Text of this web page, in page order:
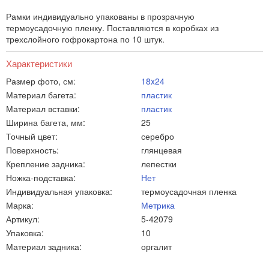
Рамки индивидуально упакованы в прозрачную
термоусадочную пленку. Поставляются в коробках из
трехслойного гофрокартона по 10 штук.
Характеристики
Размер фото, см:
18x24
Материал багета:
пластик
Материал вставки:
пластик
Ширина багета, мм:
25
Точный цвет:
серебро
Поверхность:
глянцевая
Крепление задника:
лепестки
Ножка-подставка:
Нет
Индивидуальная упаковка:
термоусадочная пленка
Марка:
Метрика
Артикул:
5-42079
Упаковка:
10
Материал задника:
оргалит